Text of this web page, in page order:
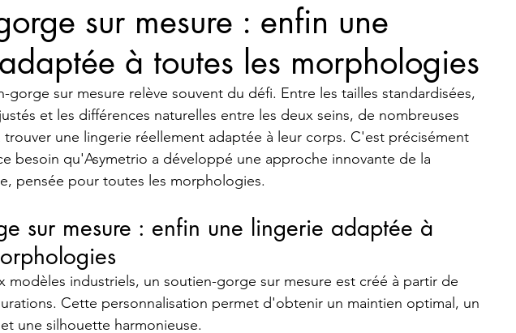
sur mesure : enfin une
à toutes les morphologies
gorge sur mesure relève souvent du défi. Entre les tailles standardisées,
et les différences naturelles entre les deux seins, de nombreuses
trouver une lingerie réellement adaptée à leur corps. C'est précisément
besoin qu'Asymetrio a développé une approche innovante de la
pensée pour toutes les morphologies.
sur mesure : enfin une lingerie adaptée à
modèles industriels, un soutien-gorge sur mesure est créé à partir de
Cette personnalisation permet d'obtenir un maintien optimal, un
une silhouette harmonieuse.